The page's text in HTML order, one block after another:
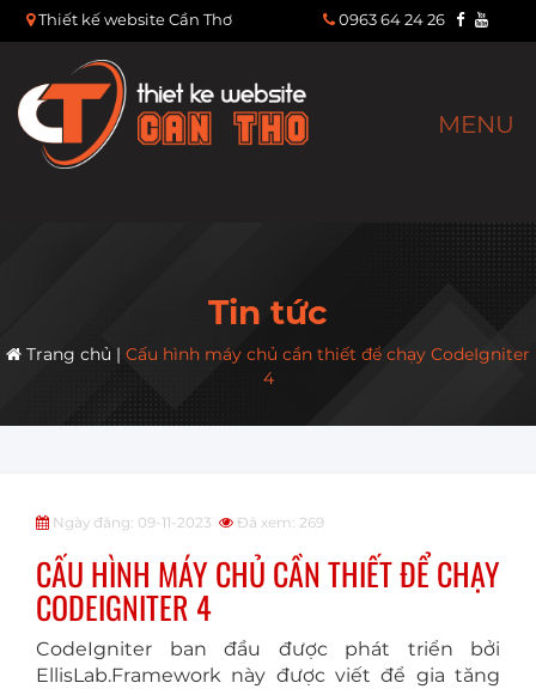
Thiết kế website Cần Thơ 0963 64 24 26
Tin tức
Trang chủ | Cấu hình máy chủ cần thiết để chạy CodeIgniter
4
Ngày đăng: 09-11-2023 Đã xem: 269
CẤU HÌNH MÁY CHỦ CẦN THIẾT ĐỂ CHẠY
CODEIGNITER 4
CodeIgniter ban đầu được phát triển bởi
EllisLab.Framework này được viết để gia tăng
MENU